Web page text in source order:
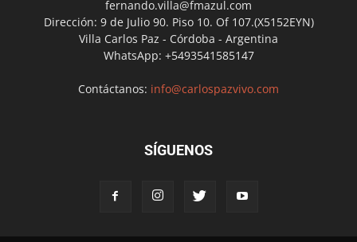
fernando.villa@fmazul.com
Dirección: 9 de Julio 90. Piso 10. Of 107.(X5152EYN)
Villa Carlos Paz - Córdoba - Argentina
WhatsApp: +5493541585147
Contáctanos: info@carlospazvivo.com
SÍGUENOS